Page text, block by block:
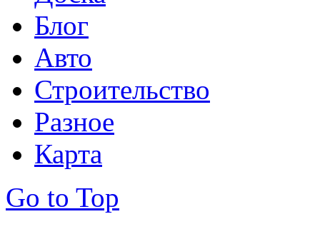
Блог
Авто
Строительство
Разное
Карта
Go to Top